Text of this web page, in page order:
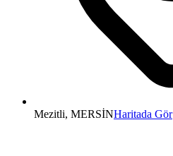
Mezitli, MERSİNHaritada Gör